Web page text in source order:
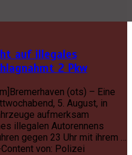
auf illegales
2 Pkw
(ots) – Eine
5. August, in
aufmerksam
illegalen Autorennens
gegen 23 Uhr mit ihrem …
von: Polizei